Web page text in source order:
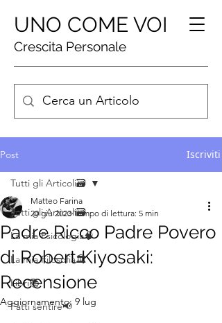
UNO COME VOI
Crescita Personale
Post Iscriviti
Tutti gli Articoli🗃️
La mia Psicologia🧠
La mia Filosofia🏛️
Libri📚
Fatti sentire📢
Tutti gli Articoli🗃️
Padre Ricco Padre Povero
di Robert Kiyosaki:
Recensione
Matteo Farina
20 giu 2023 Tempo di lettura: 5 min
Aggiornamento: 9 lug